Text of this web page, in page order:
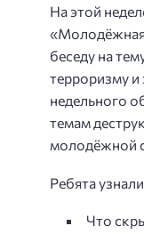
На этой
«Молодёжная
беседу на
терроризму и
недельного
темам
молодёжной
Ребята
Что